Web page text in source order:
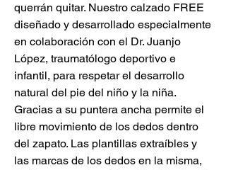
querrán quitar. Nuestro calzado FREE
diseñado y desarrollado especialmente
en colaboración con el Dr. Juanjo
López, traumatólogo deportivo e
infantil, para respetar el desarrollo
natural del pie del niño y la niña.
Gracias a su puntera ancha permite el
libre movimiento de los dedos dentro
del zapato. Las plantillas extraíbles y
las marcas de los dedos en la misma,